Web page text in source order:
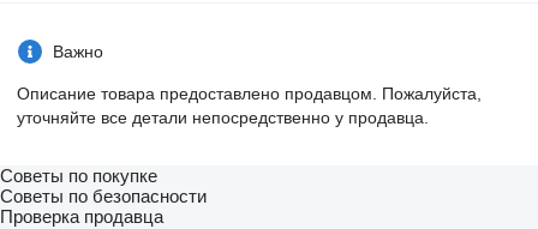
Важно
Описание товара предоставлено продавцом. Пожалуйста,
уточняйте все детали непосредственно у продавца.
Советы по покупке
Советы по безопасности
Проверка продавца